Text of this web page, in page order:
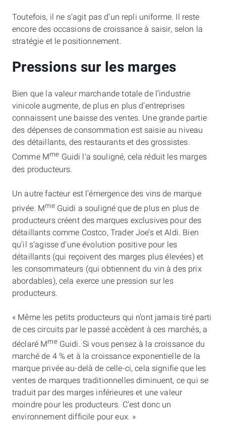
Toutefois, il ne s’agit pas d’un repli uniforme. Il reste
encore des occasions de croissance à saisir, selon la
stratégie et le positionnement.
Pressions sur les marges
Bien que la valeur marchande totale de l’industrie
vinicole augmente, de plus en plus d’entreprises
connaissent une baisse des ventes. Une grande partie
des dépenses de consommation est saisie au niveau
des détaillants, des restaurants et des grossistes.
Comme Mme Guidi l’a souligné, cela réduit les marges
des producteurs.
Un autre facteur est l’émergence des vins de marque
privée. MmeGuidi a souligné que de plus en plus de
producteurs créent des marques exclusives pour des
détaillants comme Costco, Trader Joe’s et Aldi. Bien
qu’il s’agisse d’une évolution positive pour les
détaillants (qui reçoivent des marges plus élevées) et
les consommateurs (qui obtiennent du vin à des prix
abordables), cela exerce une pression sur les
producteurs.
« Même les petits producteurs qui n’ont jamais tiré parti
de ces circuits par le passé accèdent à ces marchés, a
déclaré MmeGuidi. Si vous pensez à la croissance du
marché de 4 % et à la croissance exponentielle de la
marque privée au-delà de celle-ci, cela signifie que les
ventes de marques traditionnelles diminuent, ce qui se
traduit par des marges inférieures et une valeur
moindre pour les producteurs. C’est donc un
environnement difficile pour eux. »